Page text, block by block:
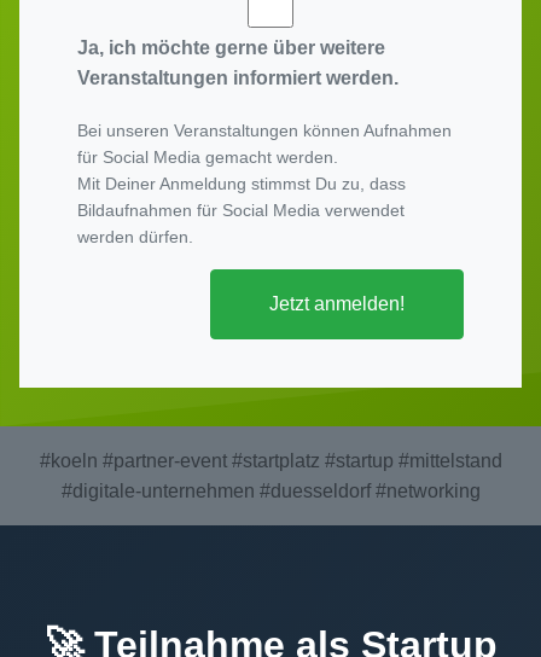
Ja, ich möchte gerne über weitere
Veranstaltungen informiert werden.
Bei unseren Veranstaltungen können Aufnahmen
für Social Media gemacht werden.
Mit Deiner Anmeldung stimmst Du zu, dass
Bildaufnahmen für Social Media verwendet
werden dürfen.
Jetzt anmelden!
#koeln #partner-event #startplatz #startup #mittelstand
#digitale-unternehmen #duesseldorf #networking
🚀 Teilnahme als Startup